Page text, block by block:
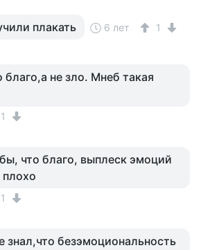
плакать 6 лет 1
благо,а не зло. Мнеб такая
1
что благо, выплеск эмоций
плохо
1
знал,что безэмоциональность